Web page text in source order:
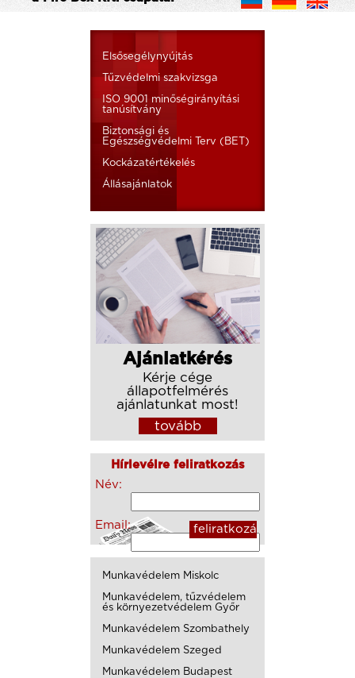
Elsősegélynyújtás
Tűzvédelmi szakvizsga
ISO 9001 minőségirányítási
tanúsítvány
Biztonsági és
Egészségvédelmi Terv (BET)
Kockázatértékelés
Állásajánlatok
Ajánlatkérés
Kérje cége
állapotfelmérés
ajánlatunkat most!
tovább
Hírlevélre feliratkozás
Név:
Email:
Munkavédelem Miskolc
Munkavédelem, tűzvédelem
és környezetvédelem Győr
Munkavédelem Szombathely
Munkavédelem Szeged
Munkavédelem Budapest